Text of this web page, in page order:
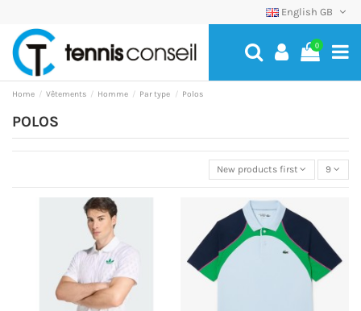
English GB
0
Home Vêtements Homme Par type Polos
POLOS
New products first 9